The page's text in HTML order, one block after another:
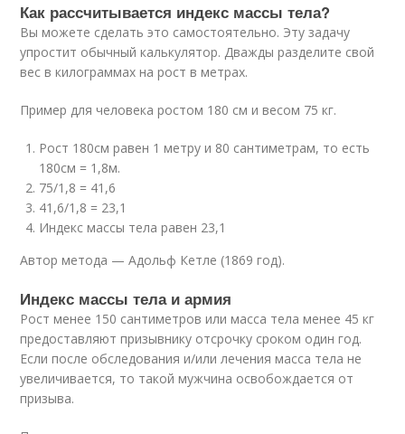
Как рассчитывается индекс массы тела?
Вы можете сделать это самостоятельно. Эту задачу
упростит обычный калькулятор. Дважды разделите свой
вес в килограммах на рост в метрах.
Пример для человека ростом 180 см и весом 75 кг.
Рост 180см равен 1 метру и 80 сантиметрам, то есть
180см = 1,8м.
75/1,8 = 41,6
41,6/1,8 = 23,1
Индекс массы тела равен 23,1
Автор метода — Адольф Кетле (1869 год).
Индекс массы тела и армия
Рост менее 150 сантиметров или масса тела менее 45 кг
предоставляют призывнику отсрочку сроком один год.
Если после обследования и/или лечения масса тела не
увеличивается, то такой мужчина освобождается от
призыва.